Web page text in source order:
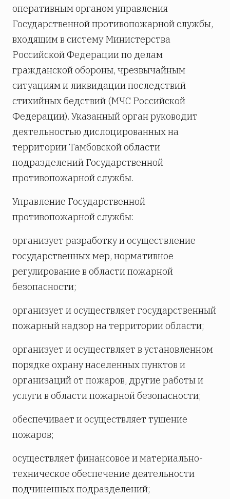
оперативным органом управления
Государственной противопожарной службы,
входящим в систему Министерства
Российской Федерации по делам
гражданской обороны, чрезвычайным
ситуациям и ликвидации последствий
стихийных бедствий (МЧС Российской
Федерации). Указанный орган руководит
деятельностью дислоцированных на
территории Тамбовской области
подразделений Государственной
противопожарной службы.
Управление Государственной
противопожарной службы:
организует разработку и осуществление
государственных мер, нормативное
регулирование в области пожарной
безопасности;
организует и осуществляет государственный
пожарный надзор на территории области;
организует и осуществляет в установленном
порядке охрану населенных пунктов и
организаций от пожаров, другие работы и
услуги в области пожарной безопасности;
обеспечивает и осуществляет тушение
пожаров;
осуществляет финансовое и материально-
техническое обеспечение деятельности
подчиненных подразделений;